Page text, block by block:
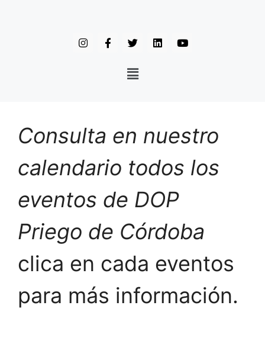
Consulta en nuestro
calendario todos los
eventos de DOP
Priego de Córdoba
clica en cada eventos
para más información.